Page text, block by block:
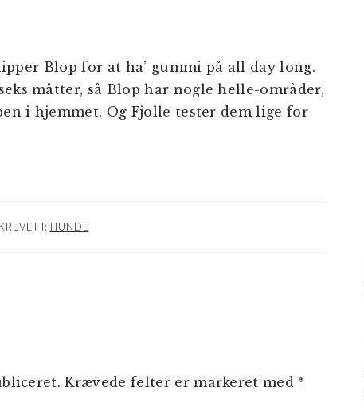
Blop for at ha’ gummi på all day long.
måtter, så Blop har nogle helle-områder,
i hjemmet. Og Fjolle tester dem lige for
I: HUNDE
Krævede felter er markeret med *